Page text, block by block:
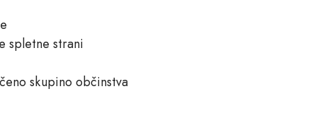
spletne strani
skupino občinstva